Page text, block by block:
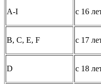
A-I с 16
B, C, E, F с 17
D с 18